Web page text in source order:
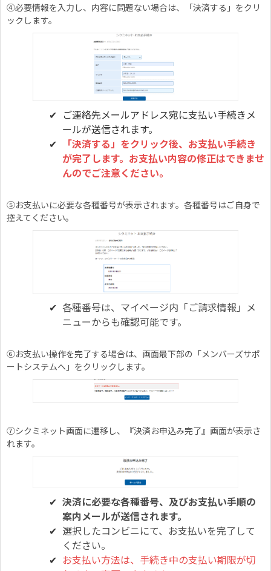
④必要情報を入力し、内容に問題ない場合は、「決済する」をクリ
ックします。
ご連絡先メールアドレス宛に支払い手続きメ
ールが送信されます。
「決済する」をクリック後、お支払い手続き
が完了します。お支払い内容の修正はできませ
んのでご注意ください。
⑤お支払いに必要な各種番号が表示されます。各種番号はご自身で
控えてください。
各種番号は、マイページ内「ご請求情報」メ
ニューからも確認可能です。
⑥お支払い操作を完了する場合は、画面最下部の「メンバーズサポ
ートシステムへ」をクリックします。
⑦シクミネット画面に遷移し、『決済お申込み完了』画面が表示さ
れます。
決済に必要な各種番号、及びお支払い手順の
案内メールが送信されます。
選択したコンビニにて、お支払いを完了して
ください。
お支払い方法は、手続き中の支払い期限が切